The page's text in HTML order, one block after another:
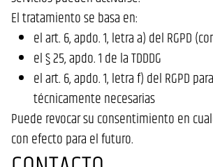
El tratamiento se basa en:
el art. 6, apdo. 1, letra a) del RGPD
el § 25, apdo. 1 de la TDDDG
el art. 6, apdo. 1, letra f) del RGPD
técnicamente necesarias
Puede revocar su consentimiento en
con efecto para el futuro.